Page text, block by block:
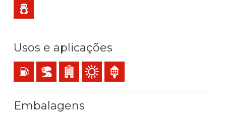
Baixa emissão de gases tóxicos
Usos e aplicações
Instalações com risco de incêndio ou explosão
BD2, BD3, BD4 (arranha-céus, túneis…)
Estabelecimentos recebendo público
Utilização exterior
Utilização interior
Embalagens